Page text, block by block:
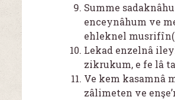
Summe
enceynâhum ve
ehleknel
Lekad enzelnâ
zikrukum, e fe lâ
Ve kem kasamnâ
zâlimeten ve